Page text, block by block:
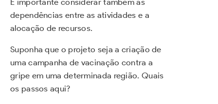
dependências entre as atividades e a
alocação de recursos.
Suponha que o projeto seja a criação de
uma campanha de vacinação contra a
gripe em uma determinada região. Quais
os passos aqui?